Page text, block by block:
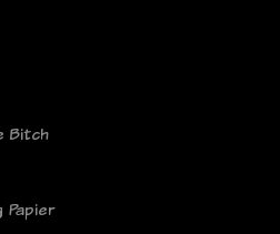
Bitch
Papier